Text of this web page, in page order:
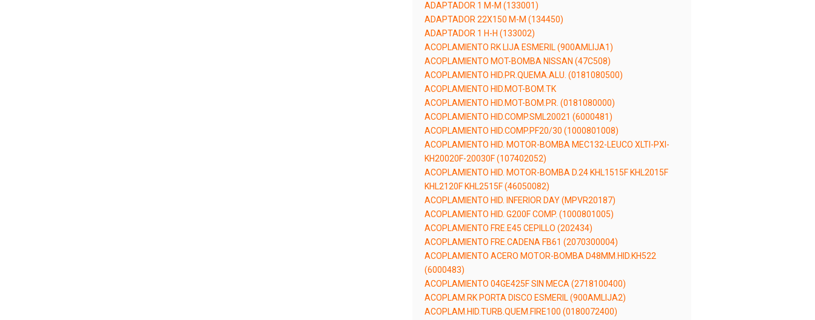
ADAPTADOR 1 M-M (133001)
ADAPTADOR 22X150 M-M (134450)
ADAPTADOR 1 H-H (133002)
ACOPLAMIENTO RK LIJA ESMERIL (900AMLIJA1)
ACOPLAMIENTO MOT-BOMBA NISSAN (47C508)
ACOPLAMIENTO HID.PR.QUEMA.ALU. (0181080500)
ACOPLAMIENTO HID.MOT-BOM.TK
ACOPLAMIENTO HID.MOT-BOM.PR. (0181080000)
ACOPLAMIENTO HID.COMP.SML20021 (6000481)
ACOPLAMIENTO HID.COMP.PF20/30 (1000801008)
ACOPLAMIENTO HID. MOTOR-BOMBA MEC132-LEUCO XLTI-PXI-
KH20020F-20030F (107402052)
ACOPLAMIENTO HID. MOTOR-BOMBA D.24 KHL1515F KHL2015F
KHL2120F KHL2515F (46050082)
ACOPLAMIENTO HID. INFERIOR DAY (MPVR20187)
ACOPLAMIENTO HID. G200F COMP. (1000801005)
ACOPLAMIENTO FRE.E45 CEPILLO (202434)
ACOPLAMIENTO FRE.CADENA FB61 (2070300004)
ACOPLAMIENTO ACERO MOTOR-BOMBA D48MM.HID.KH522
(6000483)
ACOPLAMIENTO 04GE425F SIN MECA (2718100400)
ACOPLAM.RK PORTA DISCO ESMERIL (900AMLIJA2)
ACOPLAM.HID.TURB.QUEM.FIRE100 (0180072400)